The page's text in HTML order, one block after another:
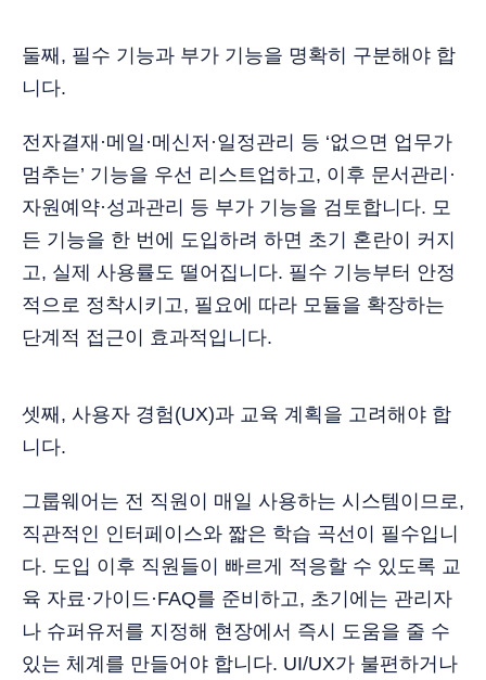
둘째, 필수 기능과 부가 기능을 명확히 구분해야 합
니다.
전자결재·메일·메신저·일정관리 등 ‘없으면 업무가
멈추는’ 기능을 우선 리스트업하고, 이후 문서관리·
자원예약·성과관리 등 부가 기능을 검토합니다. 모
든 기능을 한 번에 도입하려 하면 초기 혼란이 커지
고, 실제 사용률도 떨어집니다. 필수 기능부터 안정
적으로 정착시키고, 필요에 따라 모듈을 확장하는
단계적 접근이 효과적입니다.
셋째, 사용자 경험(UX)과 교육 계획을 고려해야 합
니다.
그룹웨어는 전 직원이 매일 사용하는 시스템이므로,
직관적인 인터페이스와 짧은 학습 곡선이 필수입니
다. 도입 이후 직원들이 빠르게 적응할 수 있도록 교
육 자료·가이드·FAQ를 준비하고, 초기에는 관리자
나 슈퍼유저를 지정해 현장에서 즉시 도움을 줄 수
있는 체계를 만들어야 합니다. UI/UX가 불편하거나